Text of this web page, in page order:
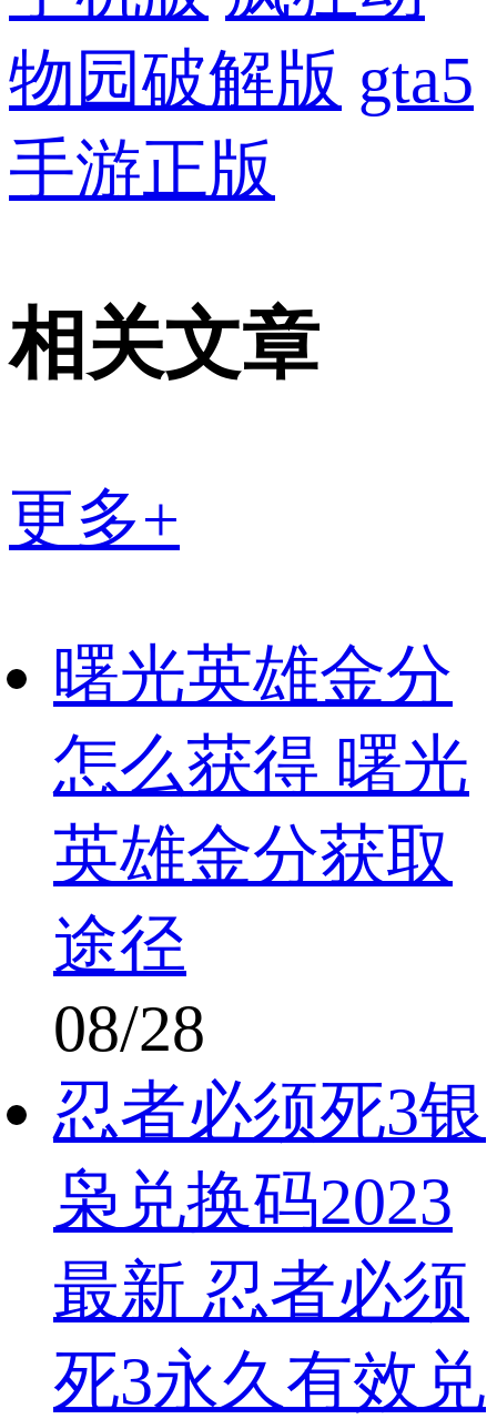
物园破解版 gta5
手游正版
相关文章
更多+
曙光英雄金分
怎么获得 曙光
英雄金分获取
途径
08/28
忍者必须死3银
枭兑换码2023
最新 忍者必须
死3永久有效兑